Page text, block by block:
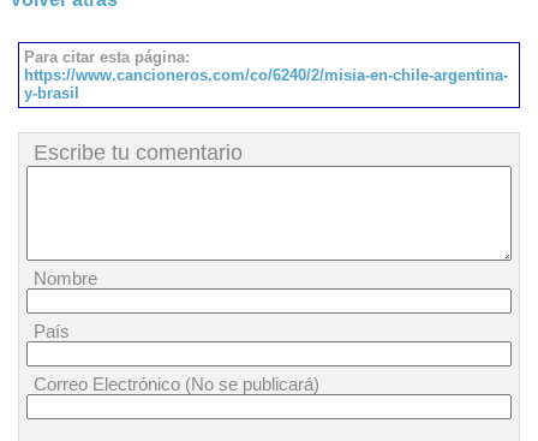
Para citar esta página:
https://www.cancioneros.com/co/6240/2/misia-en-chile-argentina-
y-brasil
Escribe tu comentario
Nombre
País
Correo Electrónico (No se publicará)